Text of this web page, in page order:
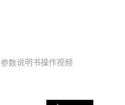
数说明书操作视频